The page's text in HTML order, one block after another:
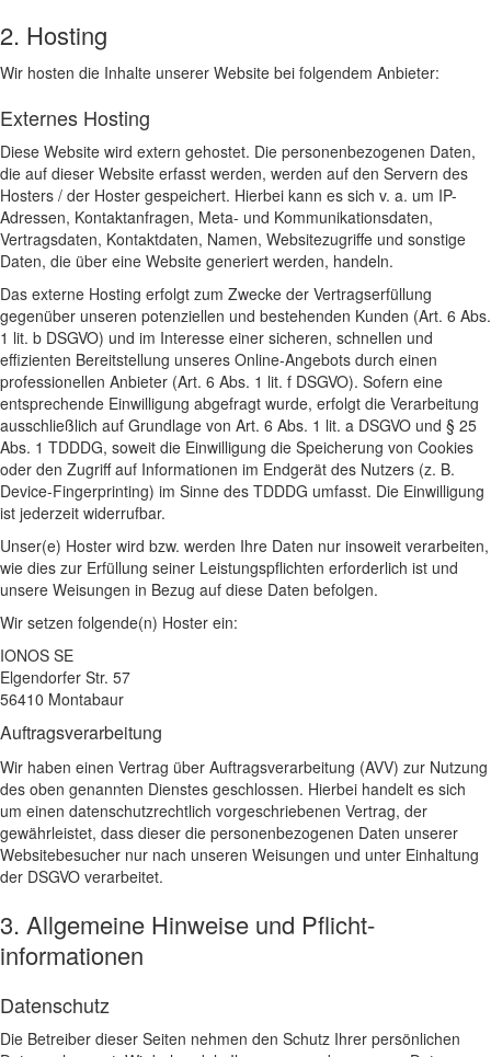
2. Hosting
Wir hosten die Inhalte unserer Website bei folgendem Anbieter:
Externes Hosting
Diese Website wird extern gehostet. Die personenbezogenen Daten,
die auf dieser Website erfasst werden, werden auf den Servern des
Hosters / der Hoster gespeichert. Hierbei kann es sich v. a. um IP-
Adressen, Kontaktanfragen, Meta- und Kommunikationsdaten,
Vertragsdaten, Kontaktdaten, Namen, Websitezugriffe und sonstige
Daten, die über eine Website generiert werden, handeln.
Das externe Hosting erfolgt zum Zwecke der Vertragserfüllung
gegenüber unseren potenziellen und bestehenden Kunden (Art. 6 Abs.
1 lit. b DSGVO) und im Interesse einer sicheren, schnellen und
effizienten Bereitstellung unseres Online-Angebots durch einen
professionellen Anbieter (Art. 6 Abs. 1 lit. f DSGVO). Sofern eine
entsprechende Einwilligung abgefragt wurde, erfolgt die Verarbeitung
ausschließlich auf Grundlage von Art. 6 Abs. 1 lit. a DSGVO und § 25
Abs. 1 TDDDG, soweit die Einwilligung die Speicherung von Cookies
oder den Zugriff auf Informationen im Endgerät des Nutzers (z. B.
Device-Fingerprinting) im Sinne des TDDDG umfasst. Die Einwilligung
ist jederzeit widerrufbar.
Unser(e) Hoster wird bzw. werden Ihre Daten nur insoweit verarbeiten,
wie dies zur Erfüllung seiner Leistungspflichten erforderlich ist und
unsere Weisungen in Bezug auf diese Daten befolgen.
Wir setzen folgende(n) Hoster ein:
IONOS SE
Elgendorfer Str. 57
56410 Montabaur
Auftragsverarbeitung
Wir haben einen Vertrag über Auftragsverarbeitung (AVV) zur Nutzung
des oben genannten Dienstes geschlossen. Hierbei handelt es sich
um einen datenschutzrechtlich vorgeschriebenen Vertrag, der
gewährleistet, dass dieser die personenbezogenen Daten unserer
Websitebesucher nur nach unseren Weisungen und unter Einhaltung
der DSGVO verarbeitet.
3. Allgemeine Hinweise und Pflicht­
informationen
Datenschutz
Die Betreiber dieser Seiten nehmen den Schutz Ihrer persönlichen